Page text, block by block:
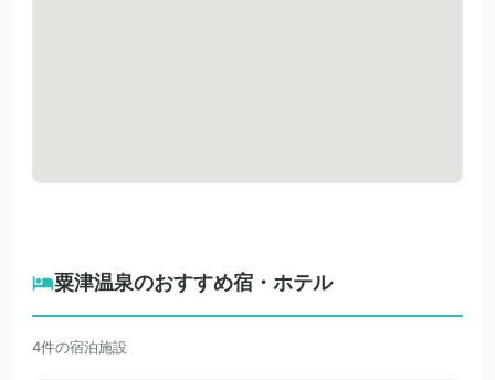
粟津温泉のおすすめ宿・ホテル
4件の宿泊施設